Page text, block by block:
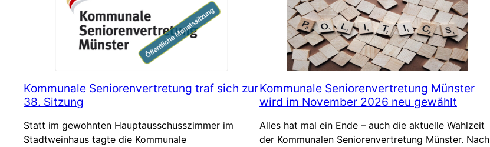
Kommunale Seniorenvertretung traf sich zur
38. Sitzung
Statt im gewohnten Hauptausschusszimmer im
Stadtweinhaus tagte die Kommunale
Kommunale Seniorenvertretung Münster
wird im November 2026 neu gewählt
Alles hat mal ein Ende – auch die aktuelle Wahlzeit
der Kommunalen Seniorenvertretung Münster. Nach